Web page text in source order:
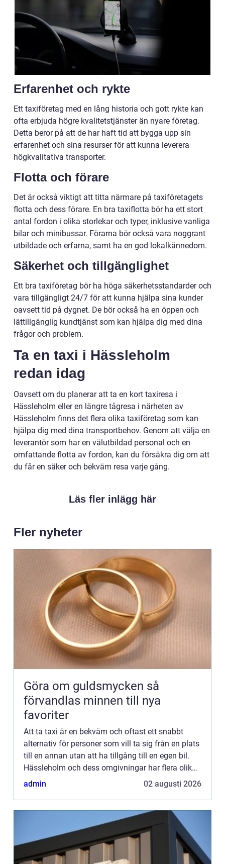
Erfarenhet och rykte
Ett taxiföretag med en lång historia och gott rykte kan
ofta erbjuda högre kvalitetstjänster än nyare företag.
Detta beror på att de har haft tid att bygga upp sin
erfarenhet och sina resurser för att kunna leverera
högkvalitativa transporter.
Flotta och förare
Det är också viktigt att titta närmare på taxiföretagets
flotta och dess förare. En bra taxiflotta bör ha ett stort
antal fordon i olika storlekar och typer, inklusive vanliga
bilar och minibussar. Förarna bör också vara noggrant
utbildade och erfarna, samt ha en god lokalkännedom.
Säkerhet och tillgänglighet
Ett bra taxiföretag bör ha höga säkerhetsstandarder och
vara tillgängligt 24/7 för att kunna hjälpa sina kunder
oavsett tid på dygnet. De bör också ha en öppen och
lättillgänglig kundtjänst som kan hjälpa dig med dina
frågor och problem.
Ta en taxi i Hässleholm
redan idag
Oavsett om du planerar att ta en kort taxiresa i
Hässleholm eller en längre tågresa i närheten av
Hässleholm finns det flera olika taxiföretag som kan
hjälpa dig med dina transportbehov. Genom att välja en
leverantör som har en välutbildad personal och en
omfattande flotta av fordon, kan du försäkra dig om att
du får en säker och bekväm resa varje gång.
Läs fler inlägg här
Fler nyheter
Göra om guldsmycken så
förvandlas minnen till nya
favoriter
Att ta taxi är en bekväm och oftast ett snabbt
alternativ för personer som vill ta sig från en plats
till en annan utan att ha tillgång till en egen bil.
Hässleholm och dess omgivningar har flera olika
företag som...
admin 02 augusti 2026